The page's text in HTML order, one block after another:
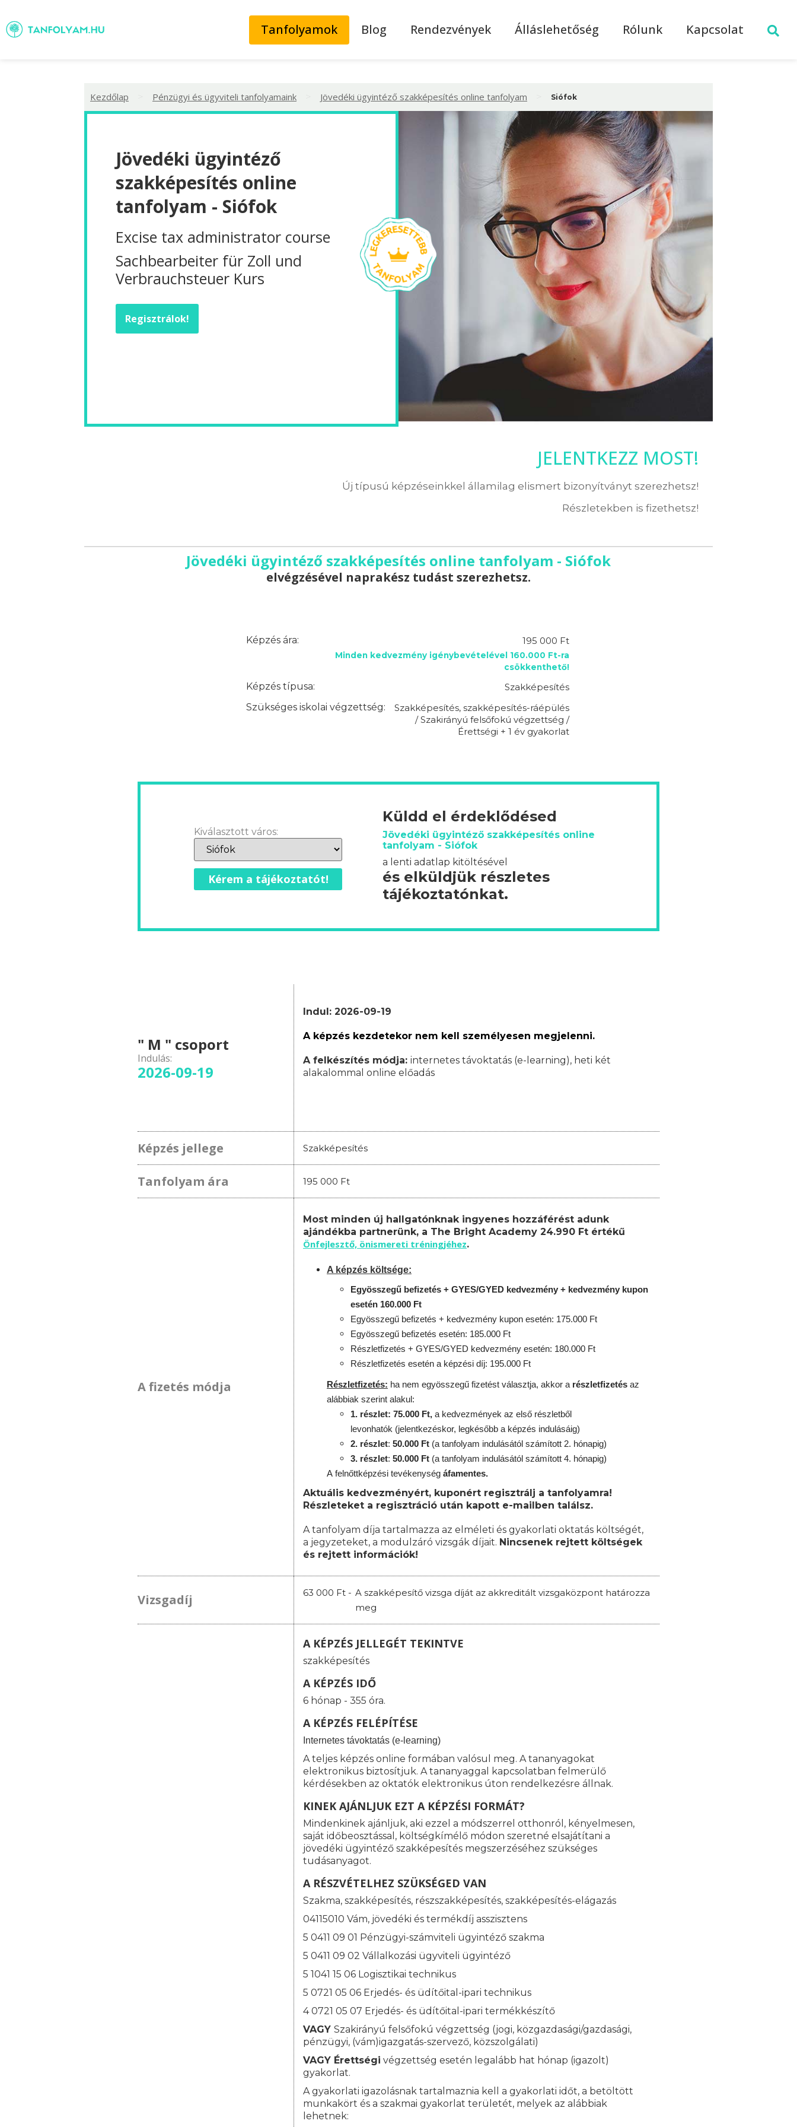
Tanfolyamok Blog Rendezvények Álláslehetőség Rólunk Kapcsolat
Kezdőlap Pénzügyi és ügyviteli tanfolyamaink Jövedéki ügyintéző szakképesítés online tanfolyam Siófok
Jövedéki ügyintéző
szakképesítés online
tanfolyam - Siófok
Excise tax administrator course
Sachbearbeiter für Zoll und
Verbrauchsteuer Kurs
Regisztrálok!
JELENTKEZZ MOST!
Új típusú képzéseinkkel államilag elismert bizonyítványt szerezhetsz!
Részletekben is fizethetsz!
Jövedéki ügyintéző szakképesítés online tanfolyam - Siófok
elvégzésével naprakész tudást szerezhetsz.
Képzés ára: 195 000 Ft
Minden kedvezmény igénybevételével 160.000 Ft-ra
csökkenthető!
Képzés típusa:
Szakképesítés
Szükséges iskolai végzettség:
Szakképesítés, szakképesítés-ráépülés
/ Szakirányú felsőfokú végzettség /
Érettségi + 1 év gyakorlat
Kiválasztott város:
Kérem a tájékoztatót!
Küldd el érdeklődésed
Jövedéki ügyintéző szakképesítés online
tanfolyam - Siófok
a lenti adatlap kitöltésével
és elküldjük részletes
tájékoztatónkat.
" M " csoport
Indulás:
2026-09-19
Indul: 2026-09-19
A képzés kezdetekor nem kell személyesen megjelenni.
A felkészítés módja: internetes távoktatás (e-learning), heti két
alakalommal online előadás
Képzés jellege Szakképesítés
Tanfolyam ára 195 000 Ft
A fizetés módja
Most minden új hallgatónknak ingyenes hozzáférést adunk
ajándékba partnerünk, a The Bright Academy 24.990 Ft értékű
Önfejlesztő, önismereti tréningjéhez.
A képzés költsége:
Egyösszegű befizetés + GYES/GYED kedvezmény + kedvezmény kupon
esetén 160.000 Ft
Egyösszegű befizetés + kedvezmény kupon esetén: 175.000 Ft
Egyösszegű befizetés esetén: 185.000 Ft
Részletfizetés + GYES/GYED kedvezmény esetén: 180.000 Ft
Részletfizetés esetén a képzési díj: 195.000 Ft
Részletfizetés: ha nem egyösszegű fizetést választja, akkor a részletfizetés az
alábbiak szerint alakul:
1. részlet: 75.000 Ft, a kedvezmények az első részletből
levonhatók (jelentkezéskor, legkésőbb a képzés indulásáig)
2. részlet: 50.000 Ft (a tanfolyam indulásától számított 2. hónapig)
3. részlet: 50.000 Ft (a tanfolyam indulásától számított 4. hónapig)
A felnőttképzési tevékenység áfamentes.
Aktuális kedvezményért, kuponért regisztrálj a tanfolyamra!
Részleteket a regisztráció után kapott e-mailben találsz.
A tanfolyam díja tartalmazza az elméleti és gyakorlati oktatás költségét,
a jegyzeteket, a modulzáró vizsgák díjait. Nincsenek rejtett költségek
és rejtett információk!
Vizsgadíj 63 000 Ft - A szakképesítő vizsga díját az akkreditált vizsgaközpont határozza
meg
A KÉPZÉS JELLEGÉT TEKINTVE
szakképesítés
A KÉPZÉS IDŐ
6 hónap - 355 óra.
A KÉPZÉS FELÉPÍTÉSE
nternetes távoktatás (e-learning)
A teljes képzés online formában valósul meg. A tananyagokat
elektronikus biztosítjuk. A tananyaggal kapcsolatban felmerülő
kérdésekben az oktatók elektronikus úton rendelkezésre állnak.
KINEK AJÁNLJUK EZT A KÉPZÉSI FORMÁT?
Mindenkinek ajánljuk, aki ezzel a módszerrel otthonról, kényelmesen,
saját időbeosztással, költségkímélő módon szeretné elsajátítani a
jövedéki ügyintéző szakképesítés megszerzéséhez szükséges
tudásanyagot.
A RÉSZVÉTELHEZ SZÜKSÉGED VAN
Szakma, szakképesítés, részszakképesítés, szakképesítés-elágazás
04115010 Vám, jövedéki és termékdíj asszisztens
5 0411 09 01 Pénzügyi-számviteli ügyintéző szakma
5 0411 09 02 Vállalkozási ügyviteli ügyintéző
5 1041 15 06 Logisztikai technikus
5 0721 05 06 Erjedés- és üdítőital-ipari technikus
4 0721 05 07 Erjedés- és üdítőital-ipari termékkészítő
VAGY Szakirányú felsőfokú végzettség (jogi, közgazdasági/gazdasági,
pénzügyi, (vám)igazgatás-szervező, közszolgálati)
VAGY Érettségi végzettség esetén legalább hat hónap (igazolt)
gyakorlat.
A gyakorlati igazolásnak tartalmaznia kell a gyakorlati időt, a betöltött
munkakört és a szakmai gyakorlat területét, melyek az alábbiak
lehetnek: